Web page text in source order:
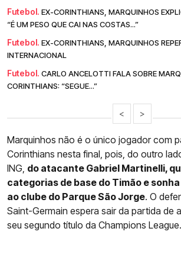
Futebol. EX-CORINTHIANS, MARQUINHOS
“É UM PESO QUE CAI NAS COSTAS...”
Futebol. EX-CORINTHIANS, MARQUINHOS
INTERNACIONAL
Futebol. CARLO ANCELOTTI FALA SOBRE
CORINTHIANS: “SEGUE...”
< >
Marquinhos não é o único jogador com
Corinthians nesta final, pois, do outro
ING, do atacante Gabriel Martinelli,
categorias de base do Timão e
ao clube do Parque São Jorge. O
Saint-Germain espera sair da partida de
seu segundo título da Champions League.